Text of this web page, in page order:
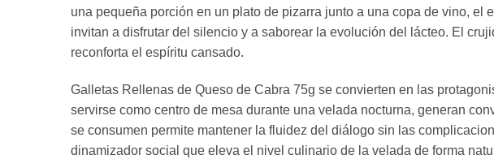
una pequeña porción en un plato de pizarra junto a una copa de vino,
invitan a disfrutar del silencio y a saborear la evolución del lácteo. El
reconforta el espíritu cansado.
Galletas Rellenas de Queso de Cabra 75g se convierten en las
servirse como centro de mesa durante una velada nocturna, generan
se consumen permite mantener la fluidez del diálogo sin las
dinamizador social que eleva el nivel culinario de la velada de forma